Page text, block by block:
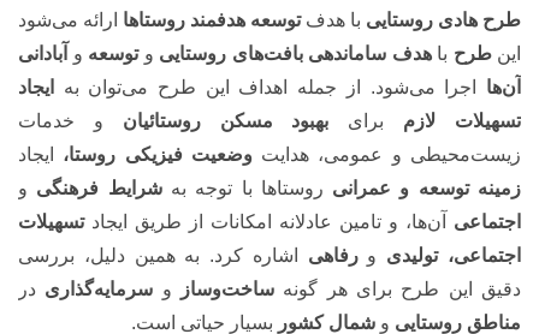
طرح هادی روستایی با هدفتوسعه هدفمند روستاها ارائه می‌شود
اینطرح باهدف ساماندهی بافت‌های روستایی وتوسعه و آبادانی
آن‌ها اجرا می‌شود. از جمله اهداف این طرح می‌توان به
ایجاد
تسهیلات لازم برای بهبود مسکن روستائیان و خدمات
زیست‌محیطی و عمومی، هدایتوضعیت فیزیکی روستا، ایجاد
زمینه توسعه و عمرانی روستاها با توجه بهشرایط فرهنگی و
اجتماعی آن‌ها، و تامین عادلانه امکانات از طریق ایجادتسهیلات
اجتماعی، تولیدی ورفاهی اشاره کرد. به همین دلیل، بررسی
دقیق این طرح برای هر گونه ساخت‌وساز و سرمایه‌گذاری در
مناطق روستایی و شمال کشور بسیار حیاتی است.